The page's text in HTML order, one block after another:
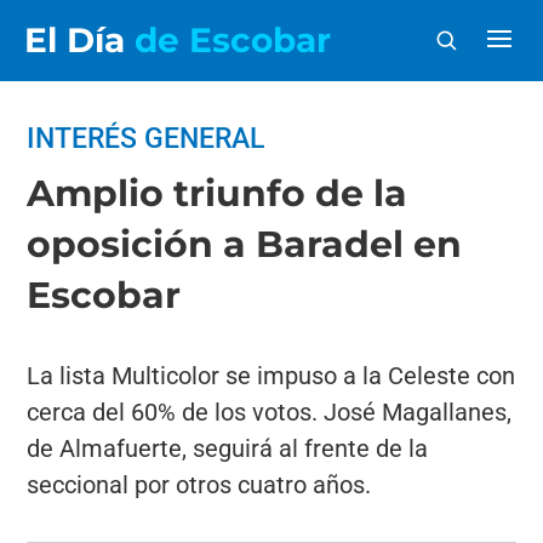
El Día de Escobar
INTERÉS GENERAL
Amplio triunfo de la
oposición a Baradel en
Escobar
La lista Multicolor se impuso a la Celeste con
cerca del 60% de los votos. José Magallanes,
de Almafuerte, seguirá al frente de la
seccional por otros cuatro años.